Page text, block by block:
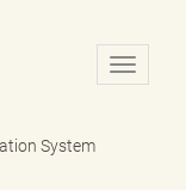
N
a
System